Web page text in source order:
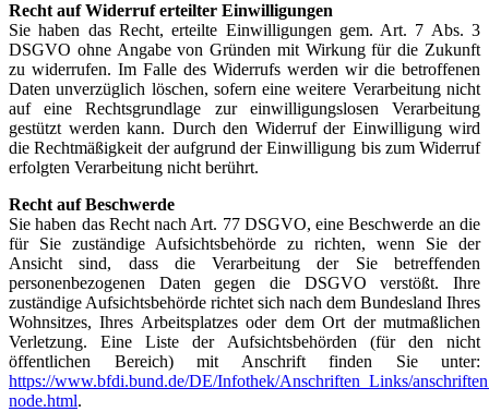
Recht auf Widerruf erteilter Einwilligungen
Sie haben das Recht, erteilte Einwilligungen gem. Art. 7 Abs. 3
DSGVO ohne Angabe von Gründen mit Wirkung für die Zukunft
zu widerrufen. Im Falle des Widerrufs werden wir die betroffenen
Daten unverzüglich löschen, sofern eine weitere Verarbeitung nicht
auf eine Rechtsgrundlage zur einwilligungslosen Verarbeitung
gestützt werden kann. Durch den Widerruf der Einwilligung wird
die Rechtmäßigkeit der aufgrund der Einwilligung bis zum Widerruf
erfolgten Verarbeitung nicht berührt.
Recht auf Beschwerde
Sie haben das Recht nach Art. 77 DSGVO, eine Beschwerde an die
für Sie zuständige Aufsichtsbehörde zu richten, wenn Sie der
Ansicht sind, dass die Verarbeitung der Sie betreffenden
personenbezogenen Daten gegen die DSGVO verstößt. Ihre
zuständige Aufsichtsbehörde richtet sich nach dem Bundesland Ihres
Wohnsitzes, Ihres Arbeitsplatzes oder dem Ort der mutmaßlichen
Verletzung. Eine Liste der Aufsichtsbehörden (für den nicht
öffentlichen Bereich) mit Anschrift finden Sie unter:
https://www.bfdi.bund.de/DE/Infothek/Anschriften_Links/
node.html.